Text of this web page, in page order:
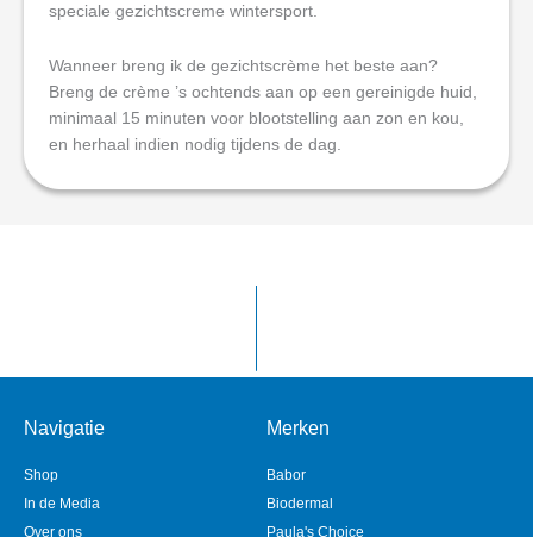
speciale gezichtscreme wintersport.
Wanneer breng ik de gezichtscrème het beste aan?
Breng de crème ’s ochtends aan op een gereinigde huid,
minimaal 15 minuten voor blootstelling aan zon en kou,
en herhaal indien nodig tijdens de dag.
Navigatie
Shop
In de Media
Over ons
Merken
Babor
Biodermal
Paula's Choice